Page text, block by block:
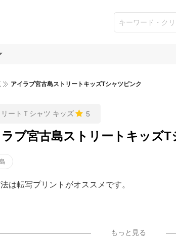
アイラブ宮古島ストリートキッズTシャツピンク
リートＴシャツ キッズ 5
ブ宮古島ストリートキッズT
は転写プリントがオススメです。
もっと見る